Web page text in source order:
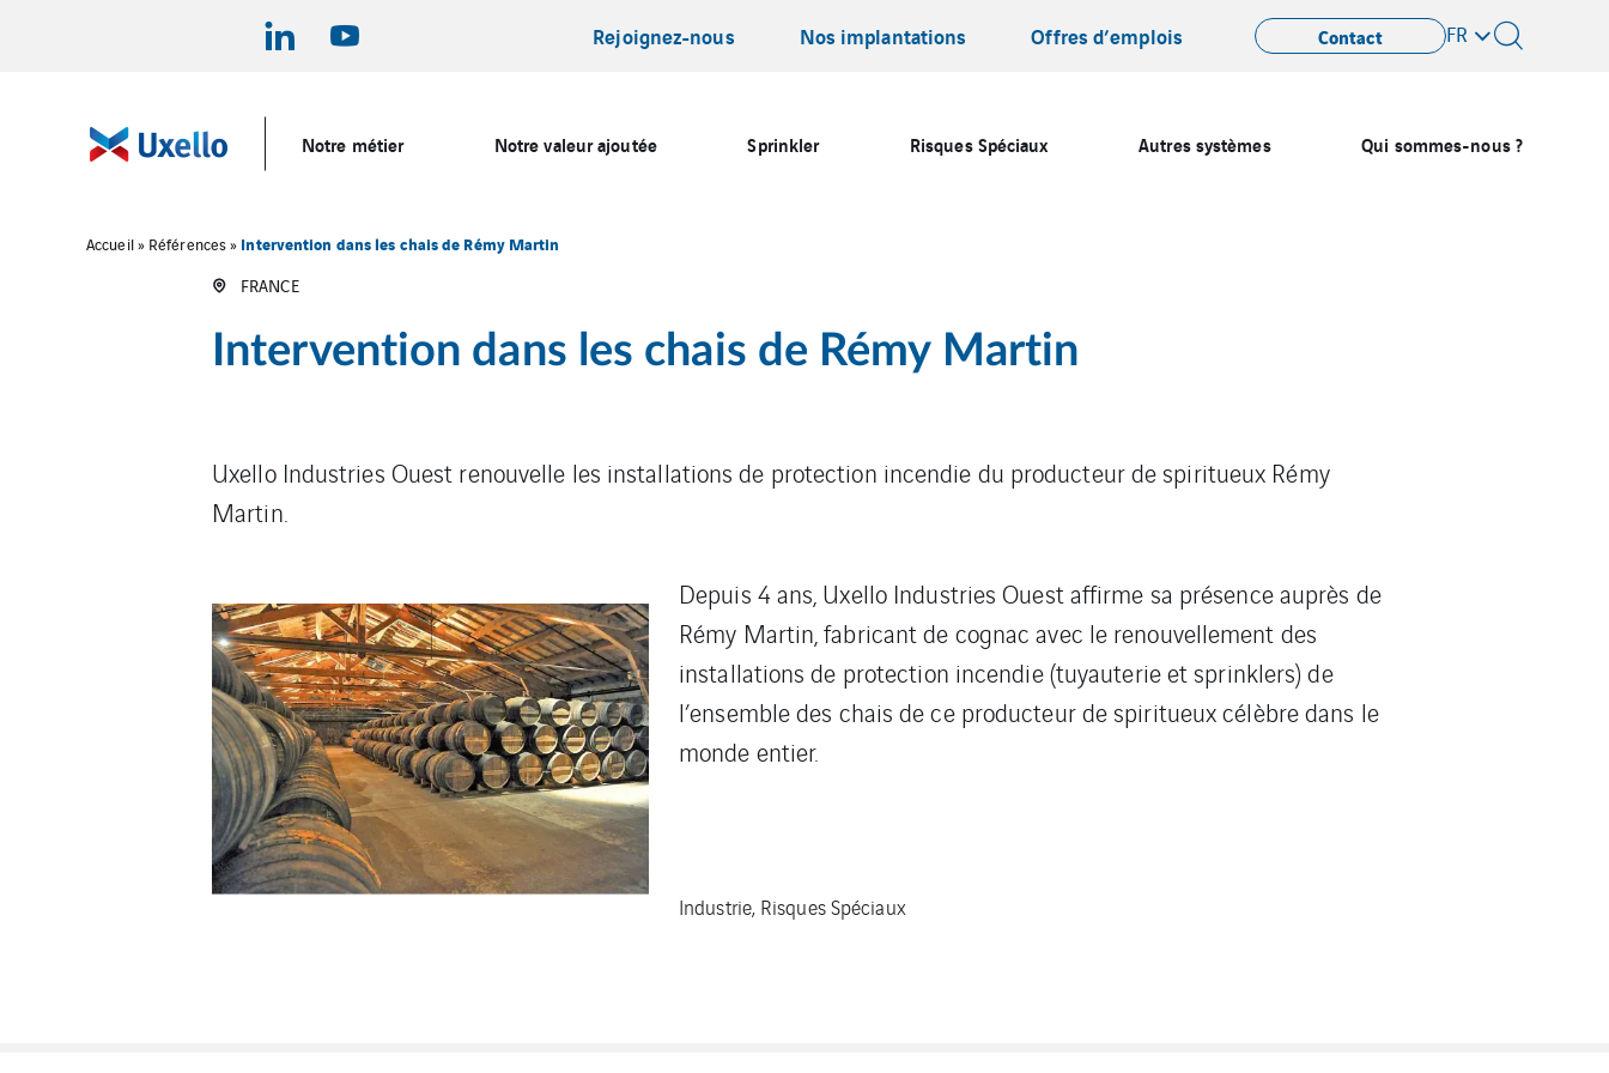
Rejoignez-nous Nos implantations Offres d’emplois Contact FR
Notre métier Notre valeur ajoutée Sprinkler Risques Spéciaux Autres systèmes Qui sommes-nous ?
Accueil» Références» Intervention dans les chais de Rémy Martin
FRANCE
Intervention dans les chais de Rémy Martin
Uxello Industries Ouest renouvelle les installations de protection incendie du producteur de spiritueux Rémy
Martin.
Depuis 4 ans, Uxello Industries Ouest affirme sa présence auprès de
Rémy Martin, fabricant de cognac avec le renouvellement des
installations de protection incendie (tuyauterie et sprinklers) de
l’ensemble des chais de ce producteur de spiritueux célèbre dans le
monde entier.
Industrie, Risques Spéciaux